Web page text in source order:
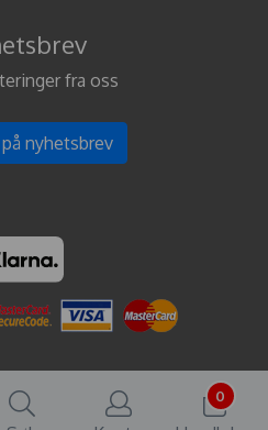
0
fra oss
nyhetsbrev